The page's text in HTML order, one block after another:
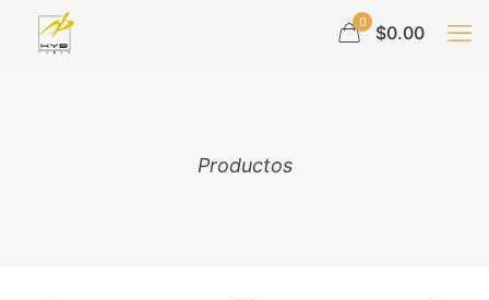
0 $0.00
Productos